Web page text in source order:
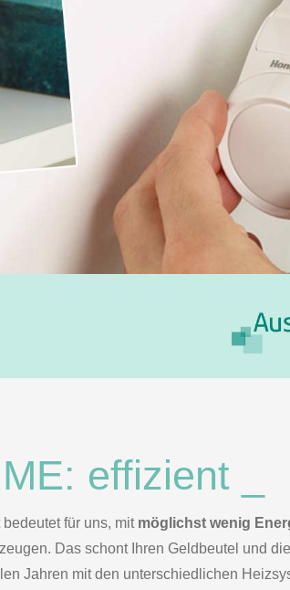
effizient _
für uns, mit möglichst wenig
Das schont Ihren Geldbeutel und
Jahren mit den unterschiedlichen